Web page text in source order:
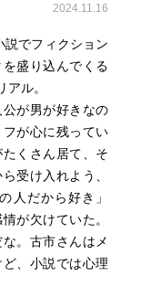
2024.11.16
説でフィクション
盛り込んでくる
ル。
が男が好きなの
が心に残ってい
くさん居て、そ
受け入れよう、
人だから好き」
が欠けていた。
。古市さんはメ
、小説では心理